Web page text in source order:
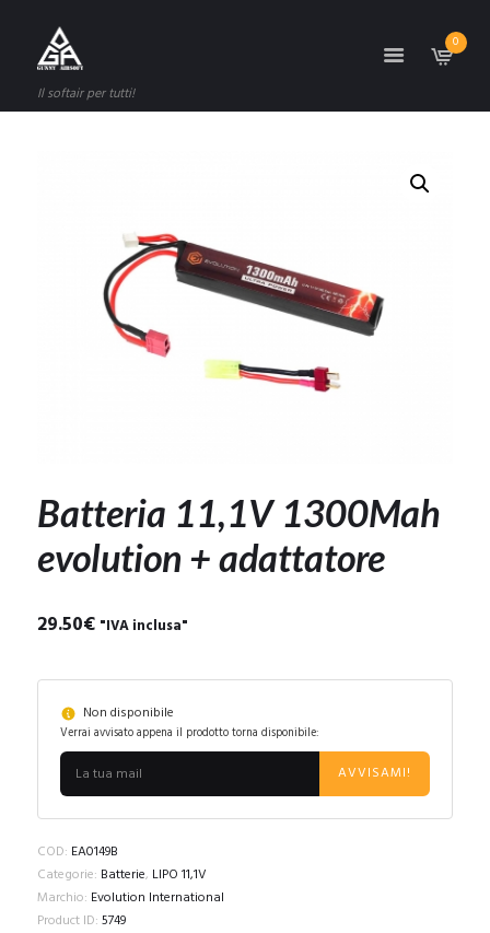
Il softair per tutti!
0
Batteria 11,1V 1300Mah
evolution + adattatore
29.50€ "IVA inclusa"
Non disponibile
Verrai avvisato appena il prodotto torna disponibile:
AVVISAMI!
COD: EA0149B
Categorie: Batterie, LIPO 11,1V
Marchio: Evolution International
Product ID: 5749